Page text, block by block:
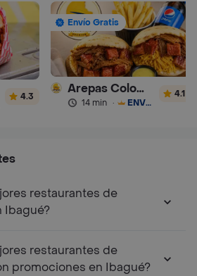
4.3
Envío Gratis
Arepas Colombianas Premium
14 min · ENVÍO GRATIS
4.1
restaurantes de
Ibagué?
restaurantes de
promociones en Ibagué?